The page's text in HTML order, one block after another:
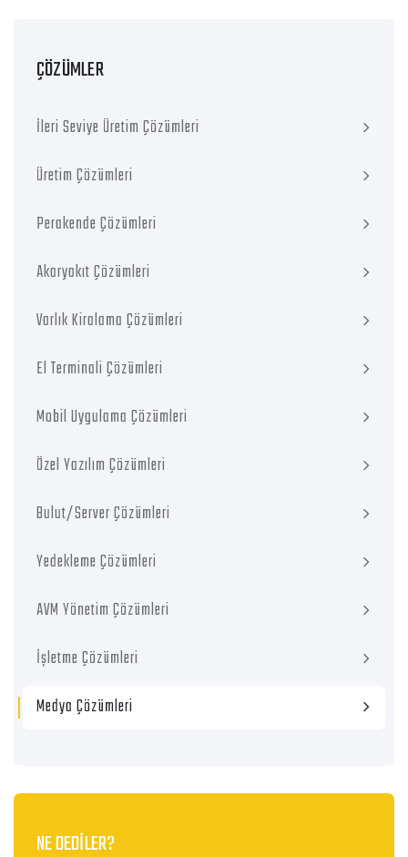
ÇÖZÜMLER
İleri Seviye Üretim Çözümleri
Üretim Çözümleri
Perakende Çözümleri
Akaryakıt Çözümleri
Varlık Kiralama Çözümleri
El Terminali Çözümleri
Mobil Uygulama Çözümleri
Özel Yazılım Çözümleri
Bulut/Server Çözümleri
Yedekleme Çözümleri
AVM Yönetim Çözümleri
İşletme Çözümleri
Medya Çözümleri
NE DEDİLER?